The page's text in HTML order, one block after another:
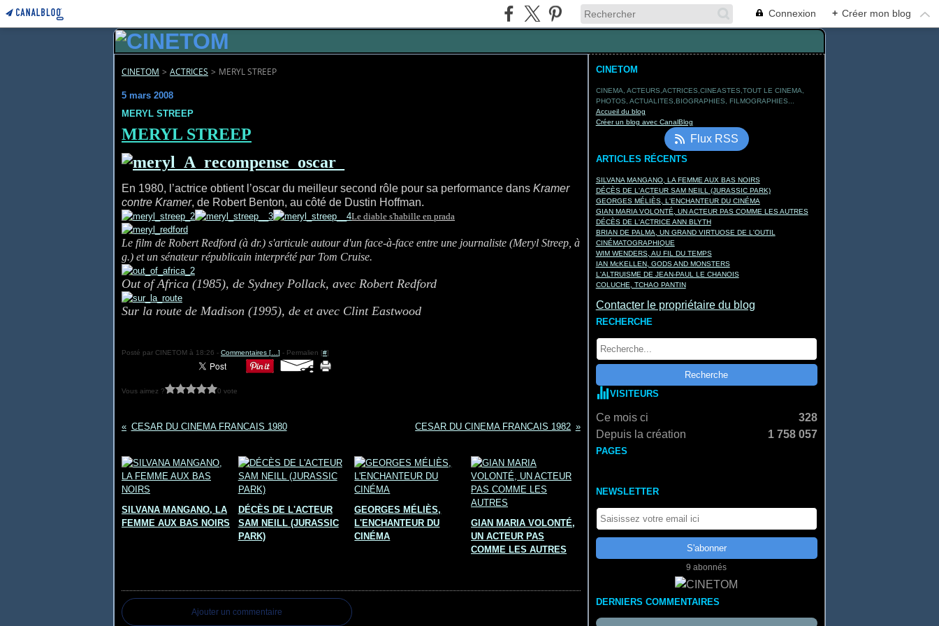
Connexion + Créer mon blog
CINETOM > ACTRICES > MERYL STREEP
5 mars 2008
MERYL STREEP
MERYL STREEP
En 1980, l’actrice obtient l’oscar du meilleur second rôle pour sa performance dans Kramer
contre Kramer, de Robert Benton, au côté de Dustin Hoffman.
Le diable s'habille en prada
Le film de Robert Redford (à dr.) s'articule autour d'un face-à-face entre une journaliste (Meryl Streep, à
g.) et un sénateur républicain interprété par Tom Cruise.
Out of Africa (1985), de Sydney Pollack, avec Robert Redford
Sur la route de Madison (1995), de et avec Clint Eastwood
Posté par CINETOM à 18:26 - Commentaires [ ] - Permalien [#]
Vous aimez ? 0 vote
CESAR DU CINEMA FRANCAIS 1980 CESAR DU CINEMA FRANCAIS 1982
SILVANA MANGANO, LA
FEMME AUX BAS NOIRS
DÉCÈS DE L'ACTEUR
SAM NEILL (JURASSIC
PARK)
GEORGES MÉLIÈS,
L'ENCHANTEUR DU
CINÉMA
GIAN MARIA VOLONTÉ,
UN ACTEUR PAS
COMME LES AUTRES
Ajouter un commentaire
CINETOM
CINEMA, ACTEURS,ACTRICES,CINEASTES,TOUT LE CINEMA,
PHOTOS, ACTUALITES,BIOGRAPHIES, FILMOGRAPHIES...
Accueil du blog
Créer un blog avec CanalBlog
Flux RSS
ARTICLES RÉCENTS
SILVANA MANGANO, LA FEMME AUX BAS NOIRS
DÉCÈS DE L'ACTEUR SAM NEILL (JURASSIC PARK)
GEORGES MÉLIÈS, L'ENCHANTEUR DU CINÉMA
GIAN MARIA VOLONTÉ, UN ACTEUR PAS COMME LES AUTRES
DÉCÈS DE L'ACTRICE ANN BLYTH
BRIAN DE PALMA, UN GRAND VIRTUOSE DE L'OUTIL
CINÉMATOGRAPHIQUE
WIM WENDERS, AU FIL DU TEMPS
IAN McKELLEN, GODS AND MONSTERS
L'ALTRUISME DE JEAN-PAUL LE CHANOIS
COLUCHE, TCHAO PANTIN
Contacter le propriétaire du blog
RECHERCHE
VISITEURS
Ce mois ci
328
Depuis la création
1 758 057
PAGES
NEWSLETTER
9 abonnés
DERNIERS COMMENTAIRES